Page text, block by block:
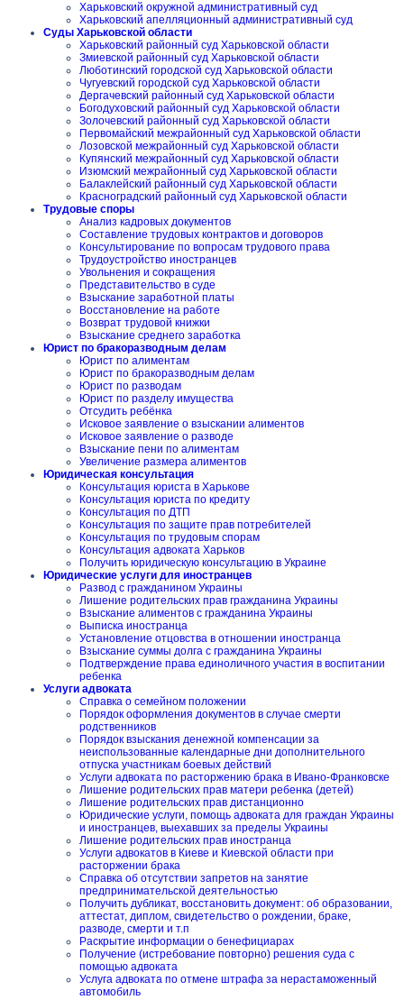
Харьковский окружной административный суд
Харьковский апелляционный административный суд
Суды Харьковской области
Харьковский районный суд Харьковской области
Змиевской районный суд Харьковской области
Люботинский городской суд Харьковской области
Чугуевский городской суд Харьковской области
Дергачевский районный суд Харьковской области
Богодуховский районный суд Харьковской области
Золочевский районный суд Харьковской области
Первомайский межрайонный суд Харьковской области
Лозовской межрайонный суд Харьковской области
Купянский межрайонный суд Харьковской области
Изюмский межрайонный суд Харьковской области
Балаклейский районный суд Харьковской области
Красноградский районный суд Харьковской области
Трудовые споры
Анализ кадровых документов
Составление трудовых контрактов и договоров
Консультирование по вопросам трудового права
Трудоустройство иностранцев
Увольнения и сокращения
Представительство в суде
Взыскание заработной платы
Восстановление на работе
Возврат трудовой книжки
Взыскание среднего заработка
Юрист по бракоразводным делам
Юрист по алиментам
Юрист по бракоразводным делам
Юрист по разводам
Юрист по разделу имущества
Отсудить ребёнка
Исковое заявление о взыскании алиментов
Исковое заявление о разводе
Взыскание пени по алиментам
Увеличение размера алиментов
Юридическая консультация
Консультация юриста в Харькове
Консультация юриста по кредиту
Консультация по ДТП
Консультация по защите прав потребителей
Консультация по трудовым спорам
Консультация адвоката Харьков
Получить юридическую консультацию в Украине
Юридические услуги для иностранцев
Развод с гражданином Украины
Лишение родительских прав гражданина Украины
Взыскание алиментов с гражданина Украины
Выписка иностранца
Установление отцовства в отношении иностранца
Взыскание суммы долга с гражданина Украины
Подтверждение права единоличного участия в воспитании
ребенка
Услуги адвоката
Справка о семейном положении
Порядок оформления документов в случае смерти
родственников
Порядок взыскания денежной компенсации за
неиспользованные календарные дни дополнительного
отпуска участникам боевых действий
Услуги адвоката по расторжению брака в Ивано-Франковске
Лишение родительских прав матери ребенка (детей)
Лишение родительских прав дистанционно
Юридические услуги, помощь адвоката для граждан Украины
и иностранцев, выехавших за пределы Украины
Лишение родительских прав иностранца
Услуги адвокатов в Киеве и Киевской области при
расторжении брака
Справка об отсутствии запретов на занятие
предпринимательской деятельностью
Получить дубликат, восстановить документ: об образовании,
аттестат, диплом, свидетельство о рождении, браке,
разводе, смерти и т.п
Раскрытие информации о бенефициарах
Получение (истребование повторно) решения суда с
помощью адвоката
Услуга адвоката по отмене штрафа за нерастаможенный
автомобиль